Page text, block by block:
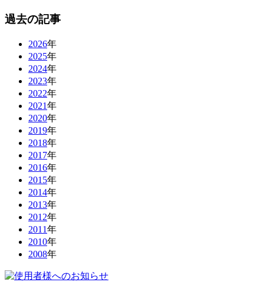
過去の記事
2026年
2025年
2024年
2023年
2022年
2021年
2020年
2019年
2018年
2017年
2016年
2015年
2014年
2013年
2012年
2011年
2010年
2008年